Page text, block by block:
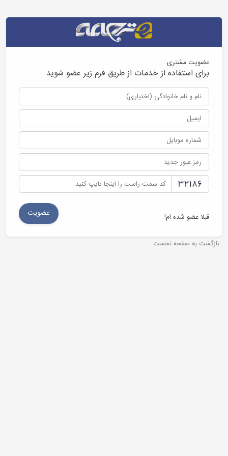
عضویت مشتری
برای استفاده از خدمات از طریق فرم زیر عضو شوید
قبلا عضو شده ام!
بازگشت به صفحه نخست